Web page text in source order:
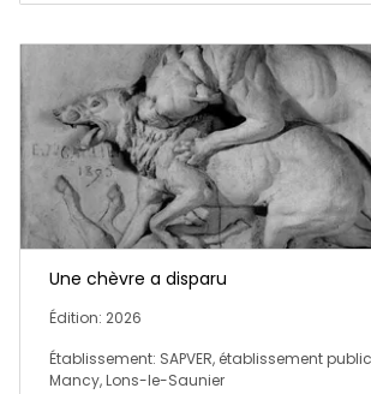
Une chèvre a disparu
Édition: 2026
Établissement: SAPVER, établissement
Mancy, Lons-le-Saunier